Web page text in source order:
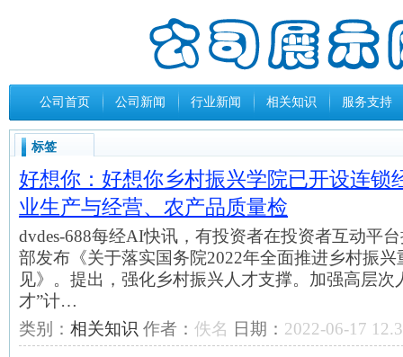
公司首页 公司新闻 行业新闻 相关知识 服务支持
标签
好想你：好想你乡村振兴学院已开设连锁
业生产与经营、农产品质量检
dvdes-688每经AI快讯，有投资者在投资者互动平
部发布《关于落实国务院2022年全面推进乡村振
见》。提出，强化乡村振兴人才支撑。加强高层次
才”计…
类别： 相关知识 作者： 佚名 日期： 2022-06-17